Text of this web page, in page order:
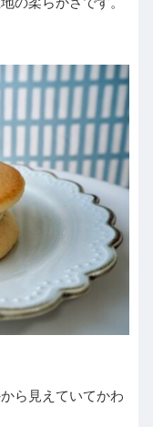
ら見えていてかわ